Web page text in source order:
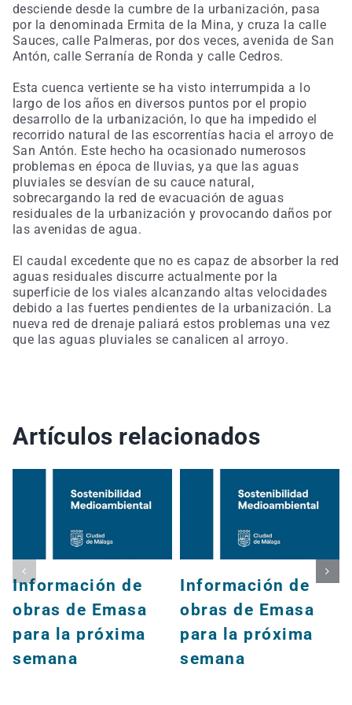
desciende desde la cumbre de la urbanización, pasa
por la denominada Ermita de la Mina, y cruza la calle
Sauces, calle Palmeras, por dos veces, avenida de San
Antón, calle Serranía de Ronda y calle Cedros.
Esta cuenca vertiente se ha visto interrumpida a lo
largo de los años en diversos puntos por el propio
desarrollo de la urbanización, lo que ha impedido el
recorrido natural de las escorrentías hacia el arroyo de
San Antón. Este hecho ha ocasionado numerosos
problemas en época de lluvias, ya que las aguas
pluviales se desvían de su cauce natural,
sobrecargando la red de evacuación de aguas
residuales de la urbanización y provocando daños por
las avenidas de agua.
El caudal excedente que no es capaz de absorber la red
aguas residuales discurre actualmente por la
superficie de los viales alcanzando altas velocidades
debido a las fuertes pendientes de la urbanización. La
nueva red de drenaje paliará estos problemas una vez
que las aguas pluviales se canalicen al arroyo.
Artículos relacionados
Información de
obras de Emasa
para la próxima
semana
Información de
obras de Emasa
para la próxima
semana